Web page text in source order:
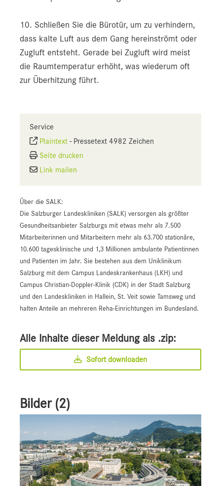
10. Schließen Sie die Bürotür, um zu verhindern,
dass kalte Luft aus dem Gang hereinströmt oder
Zugluft entsteht. Gerade bei Zugluft wird meist
die Raumtemperatur erhöht, was wiederum oft
zur Überhitzung führt.
Service
Plaintext - Pressetext 4982 Zeichen
Seite drucken
Link mailen
Über die SALK:
Die Salzburger Landeskliniken (SALK) versorgen als größter
Gesundheitsanbieter Salzburgs mit etwas mehr als 7.500
Mitarbeiterinnen und Mitarbeitern mehr als 63.700 stationäre,
10.600 tagesklinische und 1,3 Millionen ambulante Patientinnen
und Patienten im Jahr. Sie bestehen aus dem Uniklinikum
Salzburg mit dem Campus Landeskrankenhaus (LKH) und
Campus Christian-Doppler-Klinik (CDK) in der Stadt Salzburg
und den Landeskliniken in Hallein, St. Veit sowie Tamsweg und
halten Anteile an mehreren Reha-Einrichtungen im Bundesland.
Alle Inhalte dieser Meldung als .zip:
Sofort downloaden
Bilder (2)